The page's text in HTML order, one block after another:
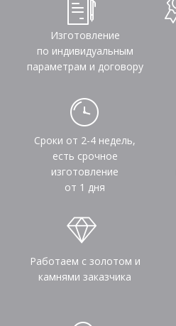
Изготовление
по индивидуальным
параметрам и договору
Сроки от 2-4 недель,
есть срочное
изготовление
от 1 дня
Работаем с золотом и
камнями заказчика